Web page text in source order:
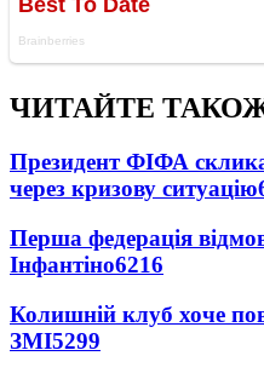
ЧИТАЙТЕ
Президент ФІФА
через кризову ситуацію
Перша федерація
Інфантіно6216
Колишній клуб хоче
ЗМІ5299